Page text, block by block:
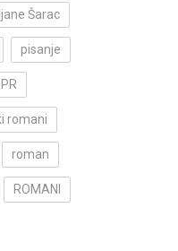
Šarac
pisanje
PR
romani
roman
ROMANI